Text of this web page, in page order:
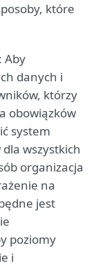
które
: Aby
danych i
którzy
obowiązków
system
wszystkich
organizacja
na
jest
poziomy
i